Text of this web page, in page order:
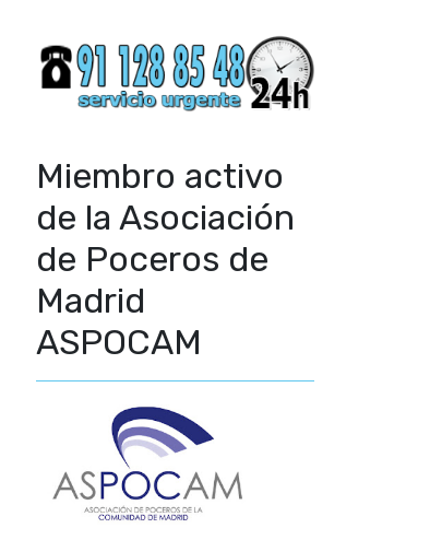
Miembro activo
de la Asociación
de Poceros de
Madrid
ASPOCAM